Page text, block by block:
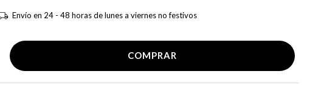
Envío en 24 - 48 horas de lunes a viernes no festivos
COMPRAR